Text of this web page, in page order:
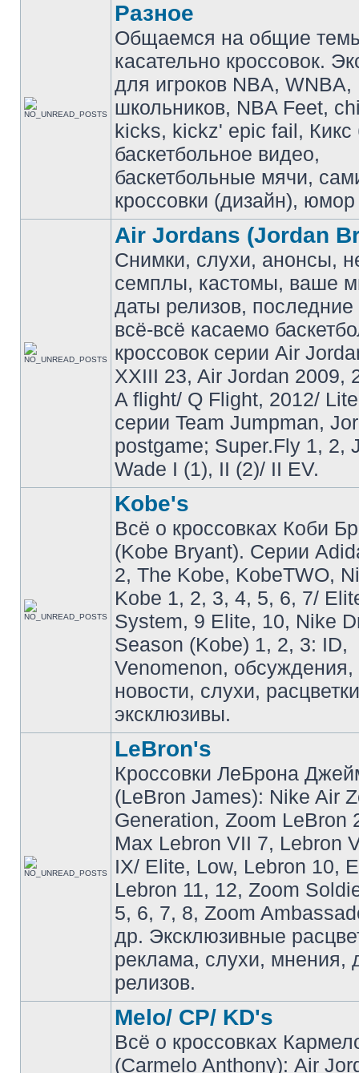
Разное
Общаемся на общие
касательно кроссовок.
для игроков NBA, WNBA,
школьников, NBA Feet,
kicks, kickz' epic fail, Кикс
баскетбольное видео,
баскетбольные мячи,
кроссовки (дизайн),
Air Jordans (Jordan
Снимки, слухи, анонсы,
семплы, кастомы, ваше
даты релизов, последние
всё-всё касаемо
кроссовок серии Air
XXIII 23, Air Jordan 2009,
A flight/ Q Flight, 2012/
серии Team Jumpman,
postgame; Super.Fly 1, 2,
Wade I (1), II (2)/ II EV.
Kobe's
Всё о кроссовках Коби
(Kobe Bryant). Серии
2, The Kobe, KobeTWO,
Kobe 1, 2, 3, 4, 5, 6, 7/
System, 9 Elite, 10, Nike
Season (Kobe) 1, 2, 3: ID,
Venomenon,
новости, слухи,
эксклюзивы.
LeBron's
Кроссовки ЛеБрона
(LeBron James): Nike Air
Generation, Zoom LeBron
Max Lebron VII 7, Lebron
IX/ Elite, Low, Lebron 10,
Lebron 11, 12, Zoom
5, 6, 7, 8, Zoom
др. Эксклюзивные
реклама, слухи, мнения,
релизов.
Melo/ CP/ KD's
Всё о кроссовках
(Carmelo Anthony): Air